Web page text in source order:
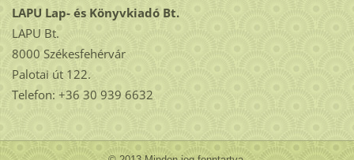
LAPU Lap- és Könyvkiadó Bt.
LAPU Bt.
8000 Székesfehérvár
Palotai út 122.
Telefon: +36 30 939 6632